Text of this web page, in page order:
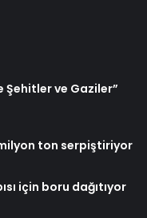
Şehitler ve Gaziler”
ton serpiştiriyor
için boru dağıtıyor